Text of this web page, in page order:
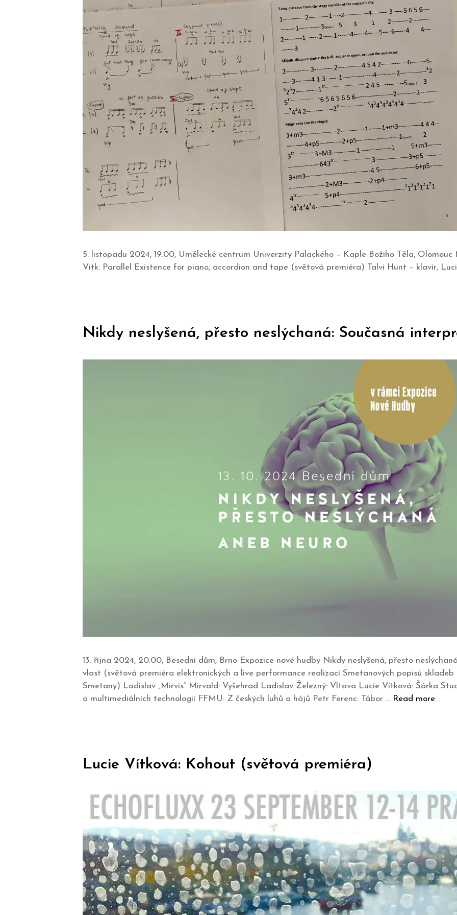
5. listopadu 2024, 19:00, Umělecké centrum Univerzity Palackého – Kaple Božího Těla,
Vitk: Parallel Existence for piano, accordion and tape (světová premiéra) Talvi Hunt – klavír,
Nikdy neslyšená, přesto neslýchaná: Současná
13. října 2024, 20:00, Besední dům, Brno Expozice nové hudby Nikdy neslyšená, přesto
vlast (světová premiéra elektronických a live performance realizací Smetanových popisů skladeb
Smetany) Ladislav „Mirvis“ Mirvald: Vyšehrad Ladislav Železný: Vltava Lucie Vítková: Šárka
a multimediálních technologií FFMU: Z českých luhů a hájů Petr Ferenc: Tábor … Read more
Lucie Vítková: Kohout (světová premiéra)